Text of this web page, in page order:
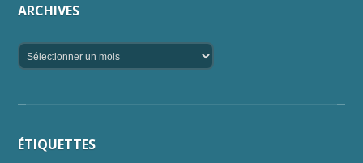
ARCHIVES
ÉTIQUETTES